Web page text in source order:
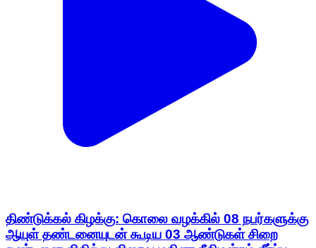
திண்டுக்கல் கிழக்கு: கொலை வழக்கில் 08 நபர்களுக்கு
ஆயுள் தண்டனையுடன் கூடிய 03 ஆண்டுகள் சிறை